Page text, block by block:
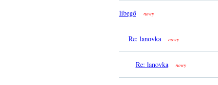
libegő nowy
Re: lanovka nowy
Re: lanovka nowy